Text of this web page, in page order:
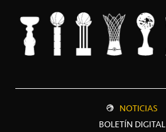
NOTICIAS
BOLETÍN DIGITAL